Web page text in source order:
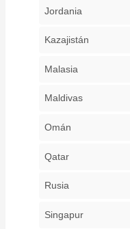
Jordania
Kazajistán
Malasia
Maldivas
Omán
Qatar
Rusia
Singapur